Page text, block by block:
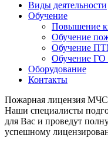
Виды деятельности
Обучение
Повышение
Обучение
Обучение
Обучение
Оборудование
Контакты
Пожарная лицензия
Наши специалисты
для Вас и проведут
успешному